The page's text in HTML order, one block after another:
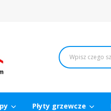
Płyty grzewcze